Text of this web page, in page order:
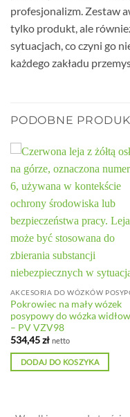
profesjonalizm. Zestaw
tylko produkt, ale
sytuacjach, co czyni go
każdego zakładu
PODOBNE
Pokrowiec na mały wózek
posypowy do wózka
– PV VZV98
534,45zł netto
DODAJ DO KOSZYKA